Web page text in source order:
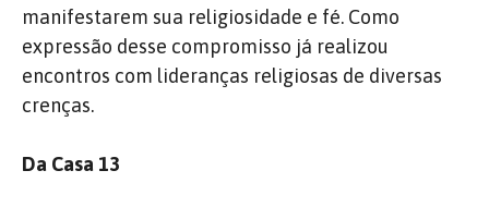
manifestarem sua religiosidade e fé. Como
expressão desse compromisso já realizou
encontros com lideranças religiosas de diversas
crenças.
Da Casa 13